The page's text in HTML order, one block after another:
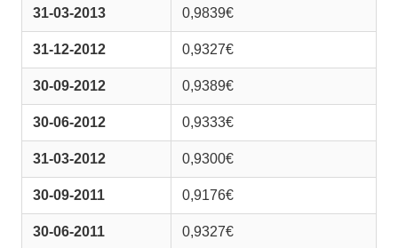
31-03-2013 0,9839€
31-12-2012 0,9327€
30-09-2012 0,9389€
30-06-2012 0,9333€
31-03-2012 0,9300€
30-09-2011 0,9176€
30-06-2011 0,9327€